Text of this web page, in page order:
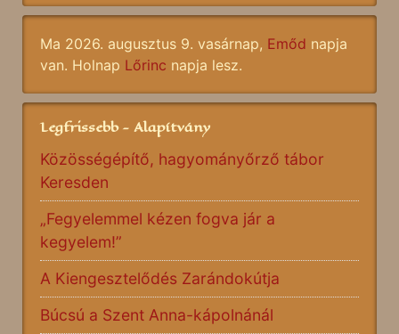
Ma 2026. augusztus 9. vasárnap, Emőd napja
van. Holnap Lőrinc napja lesz.
Legfrissebb - Alapítvány
Közösségépítő, hagyományőrző tábor
Keresden
„Fegyelemmel kézen fogva jár a
kegyelem!”
A Kiengesztelődés Zarándokútja
Búcsú a Szent Anna-kápolnánál